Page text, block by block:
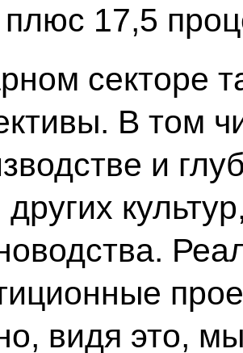
плюс 17,5
секторе
В том
и
видя это,